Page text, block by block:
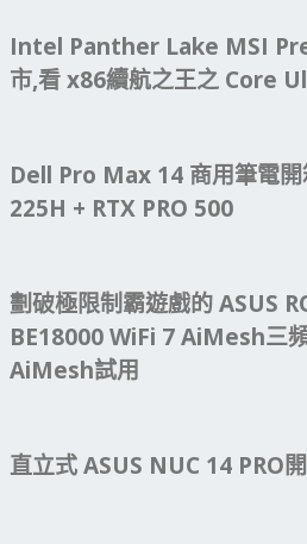
Intel Panther Lake MSI
市,看 x86續航之王之 Core
Dell Pro Max 14 商用筆電
225H + RTX PRO 500
劃破極限制霸遊戲的 ASUS
BE18000 WiFi 7 AiMesh三
AiMesh試用
直立式 ASUS NUC 14 PRO